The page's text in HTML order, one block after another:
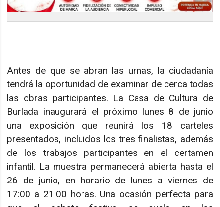
Antes de que se abran las urnas, la ciudadanía
tendrá la oportunidad de examinar de cerca todas
las obras participantes. La Casa de Cultura de
Burlada inaugurará el próximo lunes 8 de junio
una exposición que reunirá los 18 carteles
presentados, incluidos los tres finalistas, además
de los trabajos participantes en el certamen
infantil. La muestra permanecerá abierta hasta el
26 de junio, en horario de lunes a viernes de
17:00 a 21:00 horas. Una ocasión perfecta para